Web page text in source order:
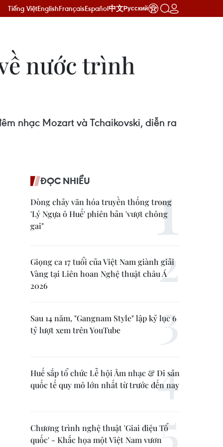
Tiếng ViệtEnglishFrançaisEspañol中文Русский
nước trình
nhạc Mozart và Tchaikovski, diễn ra
ĐỌC NHIỀU
Dòng chảy văn hóa truyền thống trong
'Lý Ngựa ô Huế' phiên bản 'vượt chông
gai"
Giọng ca 17 tuổi của Việt Nam giành giải
Vàng tại Liên hoan Nghệ thuật châu Á
2026
Sau 14 năm, "Gangnam Style" lập kỷ lục 6
tỷ lượt xem trên YouTube
Huế sắp tổ chức Lễ hội Âm nhạc & Di sản
quốc tế quy mô lớn nhất từ trước đến nay
Chương trình nghệ thuật 'Giai điệu Tổ
quốc' - Khắc họa một Việt Nam vươn